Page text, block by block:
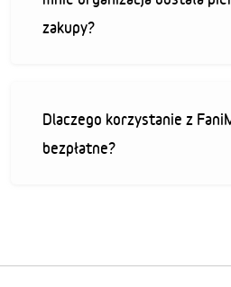
zakupy?
Dlaczego korzystanie z
bezpłatne?